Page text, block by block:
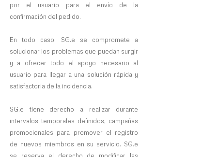
por el usuario para el envío de la
confirmación del pedido.
En todo caso, SG.e se compromete a
solucionar los problemas que puedan surgir
y a ofrecer todo el apoyo necesario al
usuario para llegar a una solución rápida y
satisfactoria de la incidencia.
SG.e tiene derecho a realizar durante
intervalos temporales definidos, campañas
promocionales para promover el registro
de nuevos miembros en su servicio. SG.e
se reserva el derecho de modificar las